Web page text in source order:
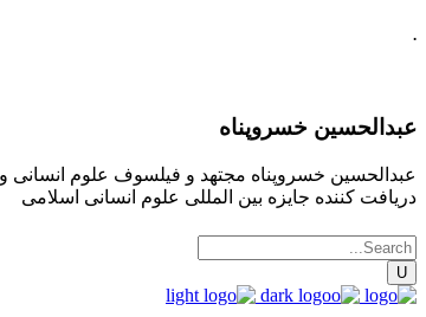
.
عبدالحسین خسروپناه
عبدالحسین خسروپناه مجتهد و فیلسوف علوم
دریافت کننده جایزه بین المللی علوم انسانی اسلامی